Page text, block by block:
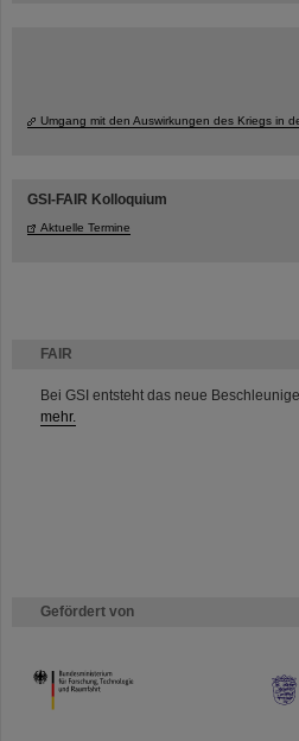
FAIR
Bei GSI entsteht das neue
mehr.
Gefördert von
HMWK
Umgang mit den Auswirkungen des Kriegs in
GSI-FAIR Kolloquium
Aktuelle Termine